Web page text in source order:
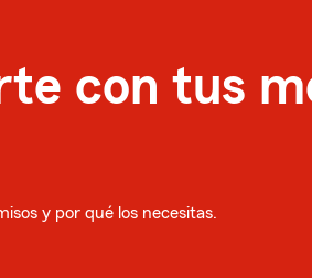
con tus
y por qué los necesitas.